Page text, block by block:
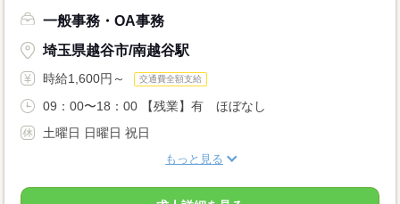
一般事務・OA事務
埼玉県越谷市/南越谷駅
時給1,600円～ 交通費全額支給
09：00〜18：00 【残業】有 ほぼなし
土曜日 日曜日 祝日
もっと見る